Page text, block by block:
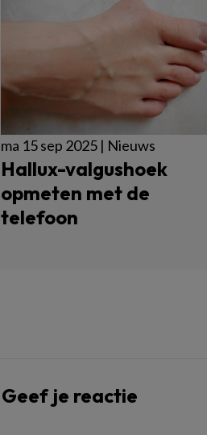
ma 15 sep 2025 | Nieuws
Hallux-valgushoek
opmeten met de
telefoon
Geef je reactie